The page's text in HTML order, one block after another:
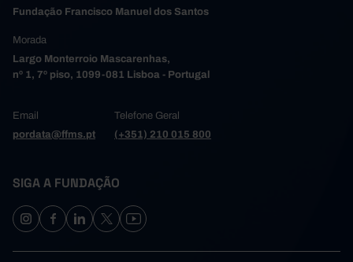
Fundação Francisco Manuel dos Santos
Morada
Largo Monterroio Mascarenhas,
nº 1, 7º piso, 1099-081 Lisboa - Portugal
Email
pordata@ffms.pt
Telefone Geral
(+351) 210 015 800
SIGA A FUNDAÇÃO